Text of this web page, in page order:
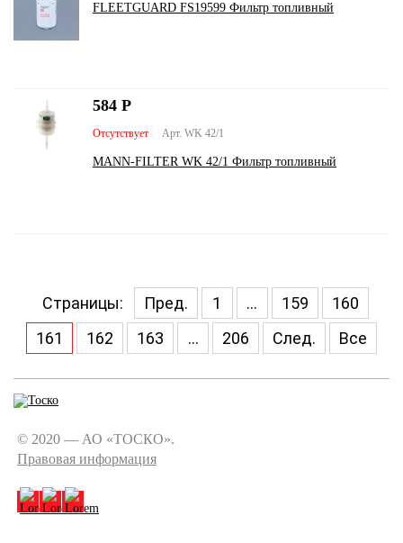
FLEETGUARD FS19599 Фильтр топливный
Арт. WK 42/1
Отсутствует
MANN-FILTER WK 42/1 Фильтр топливный
584 Р
Страницы: Пред. 1 ... 159
160
161
162 163 ... 206 След. Все
© 2020 — АО «ТОСКО».
Правовая информация